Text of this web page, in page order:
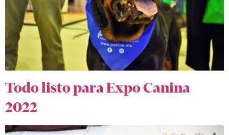
Todo listo para Expo Canina
2022